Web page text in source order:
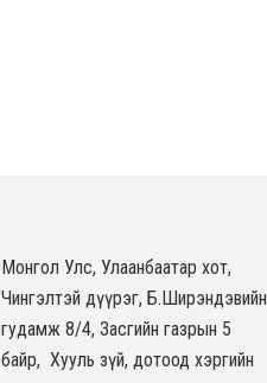
Монгол Улс, Улаанбаатар хот,
Чингэлтэй дүүрэг, Б.Ширэндэвийн
гудамж 8/4, Засгийн газрын 5
байр, Хууль зүй, дотоод хэргийн